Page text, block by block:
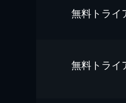
無料トライ
無料トライ